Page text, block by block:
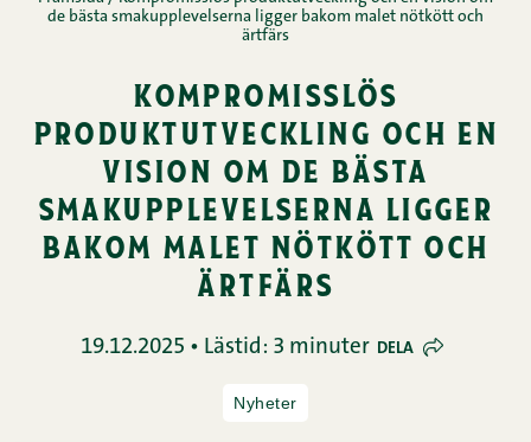
de bästa smakupplevelserna ligger bakom malet nötkött och
ärtfärs
kompromisslös
produktutveckling och en
vision om de bästa
smakupplevelserna ligger
bakom malet nötkött och
ärtfärs
19.12.2025 • Lästid: 3 minuter DELA
Nyheter